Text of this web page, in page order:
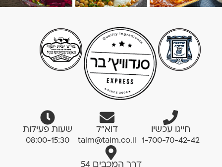
חייגו עכשיו
1-700-70-42-42
דוא”ל
taim@taim.co.il
שעות פעילות
08:00-15:30
דרך המכבים 54